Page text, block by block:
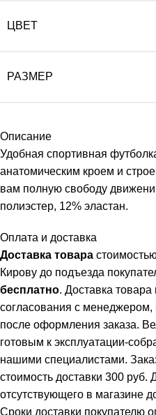
ЦВЕТ
РАЗМЕР
Описание
Удобная спортивная
анатомическим кроем и
вам полную свободу
полиэстер, 12% эластан.
Оплата и доставка
Доставка товара
Кирову до подъезда
бесплатно. Доставка
согласования с
после оформления заказа.
готовым к эксплуатации-
нашими специалистами.
стоимость доставки 300 руб.
отсутствующего в магазине
Сроки доставки покупателю